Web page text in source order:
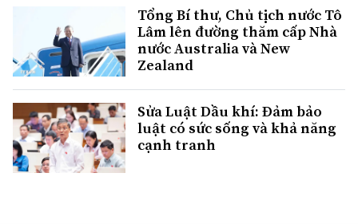
Tổng Bí thư, Chủ tịch nước Tô
Lâm lên đường thăm cấp Nhà
nước Australia và New
Zealand
Sửa Luật Dầu khí: Đảm bảo
luật có sức sống và khả năng
cạnh tranh